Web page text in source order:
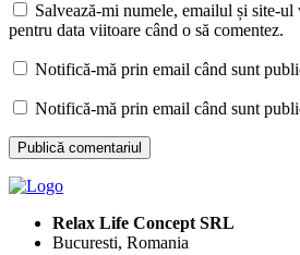
Salvează-mi numele, emailul și site-
pentru data viitoare când o să comentez.
Notifică-mă prin email când sunt
Notifică-mă prin email când sunt
Relax Life Concept SRL
Bucuresti, Romania